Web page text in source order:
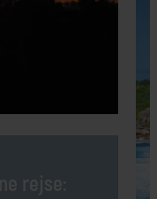
rejse: